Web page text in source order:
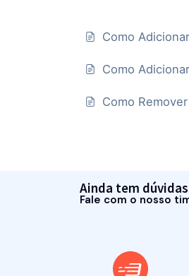
Como
Como
Como
Ainda tem
Fale com o nosso